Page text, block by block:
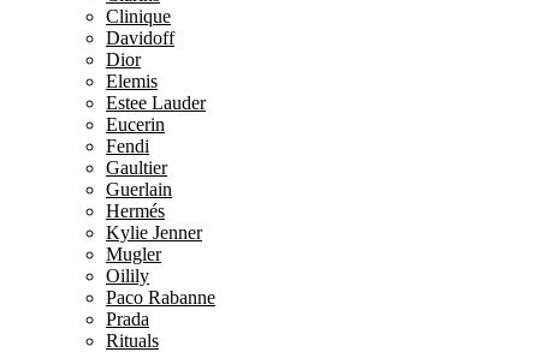
Clinique
Davidoff
Dior
Elemis
Estee Lauder
Eucerin
Fendi
Gaultier
Guerlain
Hermés
Kylie Jenner
Mugler
Oilily
Paco Rabanne
Prada
Rituals